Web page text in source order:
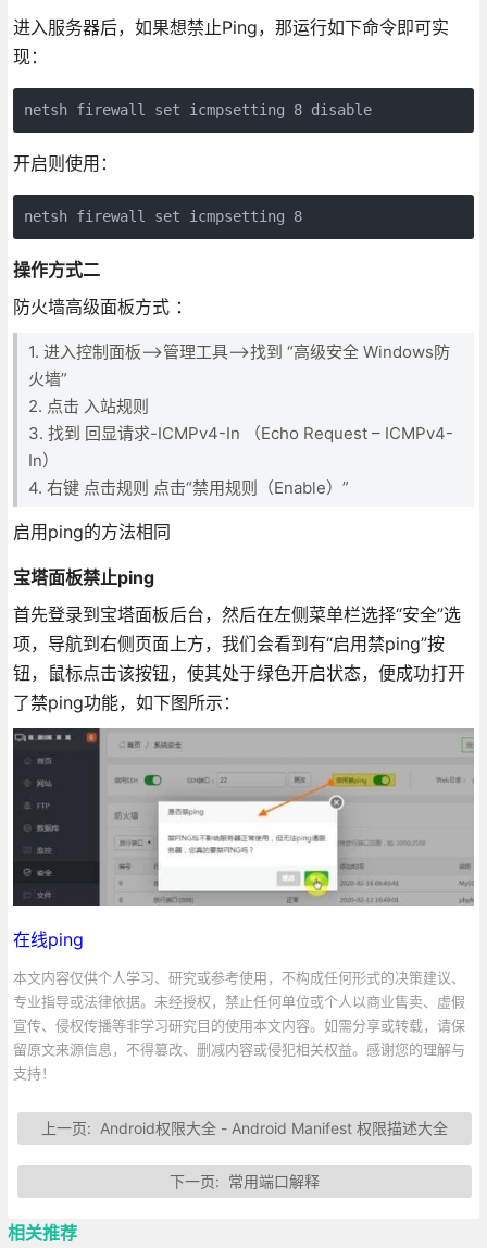
进入服务器后，如果想禁止Ping，那运行如下命令即可实
现：
netsh firewall set icmpsetting 8 disable
开启则使用：
netsh firewall set icmpsetting 8
操作方式二
防火墙高级面板方式 ：
1. 进入控制面板——>管理工具——>找到 “高级安全 Windows防
火墙”
2. 点击 入站规则
3. 找到 回显请求-ICMPv4-In （Echo Request – ICMPv4-
In）
4. 右键 点击规则 点击“禁用规则（Enable）”
启用ping的方法相同
宝塔面板禁止ping
首先登录到宝塔面板后台，然后在左侧菜单栏选择“安全”选
项，导航到右侧页面上方，我们会看到有“启用禁ping”按
钮，鼠标点击该按钮，使其处于绿色开启状态，便成功打开
了禁ping功能，如下图所示：
在线ping
本文内容仅供个人学习、研究或参考使用，不构成任何形式的决策建议、
专业指导或法律依据。未经授权，禁止任何单位或个人以商业售卖、虚假
宣传、侵权传播等非学习研究目的使用本文内容。如需分享或转载，请保
留原文来源信息，不得篡改、删减内容或侵犯相关权益。感谢您的理解与
支持！
上一页: Android权限大全 - Android Manifest 权限描述大全
下一页: 常用端口解释
相关推荐